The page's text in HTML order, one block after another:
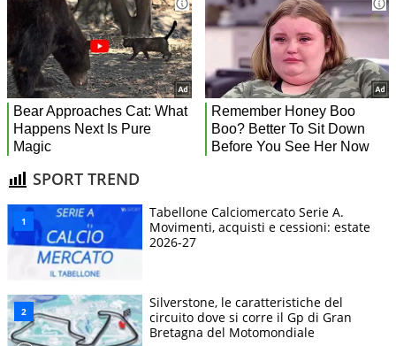
SPORT TREND
Tabellone Calciomercato Serie A.
Movimenti, acquisti e cessioni: estate
2026-27
Silverstone, le caratteristiche del
circuito dove si corre il Gp di Gran
Bretagna del Motomondiale